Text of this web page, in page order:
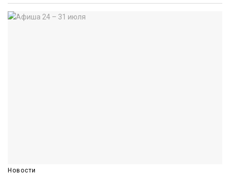
Новости